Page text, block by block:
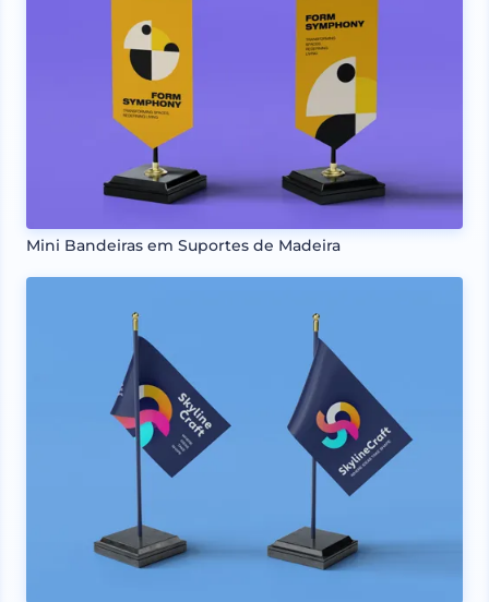
Mini Bandeiras em Suportes de Madeira